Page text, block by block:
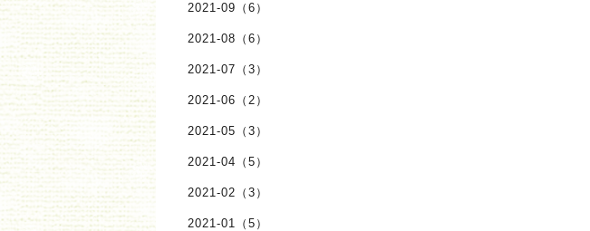
2021-09（6）
2021-08（6）
2021-07（3）
2021-06（2）
2021-05（3）
2021-04（5）
2021-02（3）
2021-01（5）